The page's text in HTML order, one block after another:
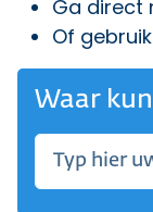
Ga direct
Of
Waar